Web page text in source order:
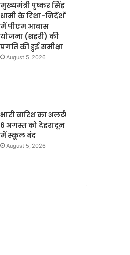
मुख्यमंत्री पुष्कर सिंह
धामी के दिशा-निर्देशों
में पीएम आवास
योजना (शहरी) की
प्रगति की हुई समीक्षा
August 5, 2026
भारी बारिश का अलर्ट!
6 अगस्त को देहरादून
में स्कूल बंद
August 5, 2026